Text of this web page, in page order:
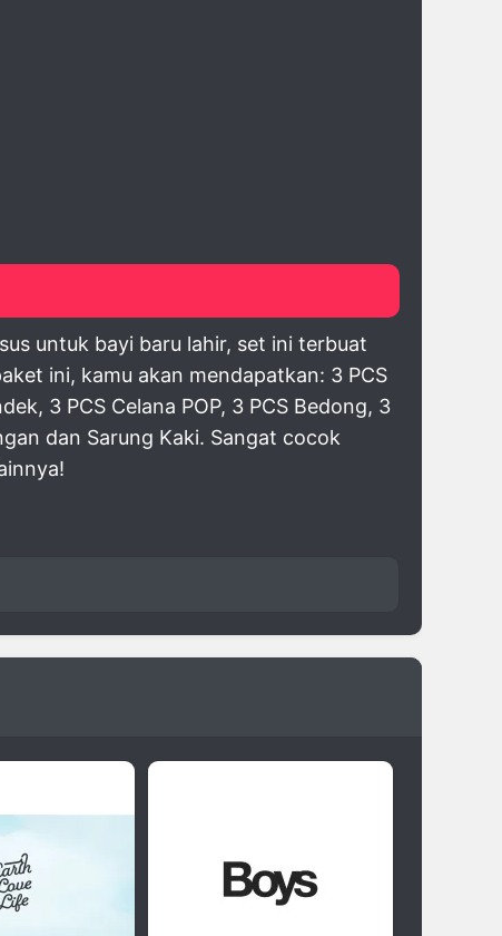
untuk bayi baru lahir, set ini terbuat
ini, kamu akan mendapatkan: 3 PCS
3 PCS Celana POP, 3 PCS Bedong, 3
dan Sarung Kaki. Sangat cocok